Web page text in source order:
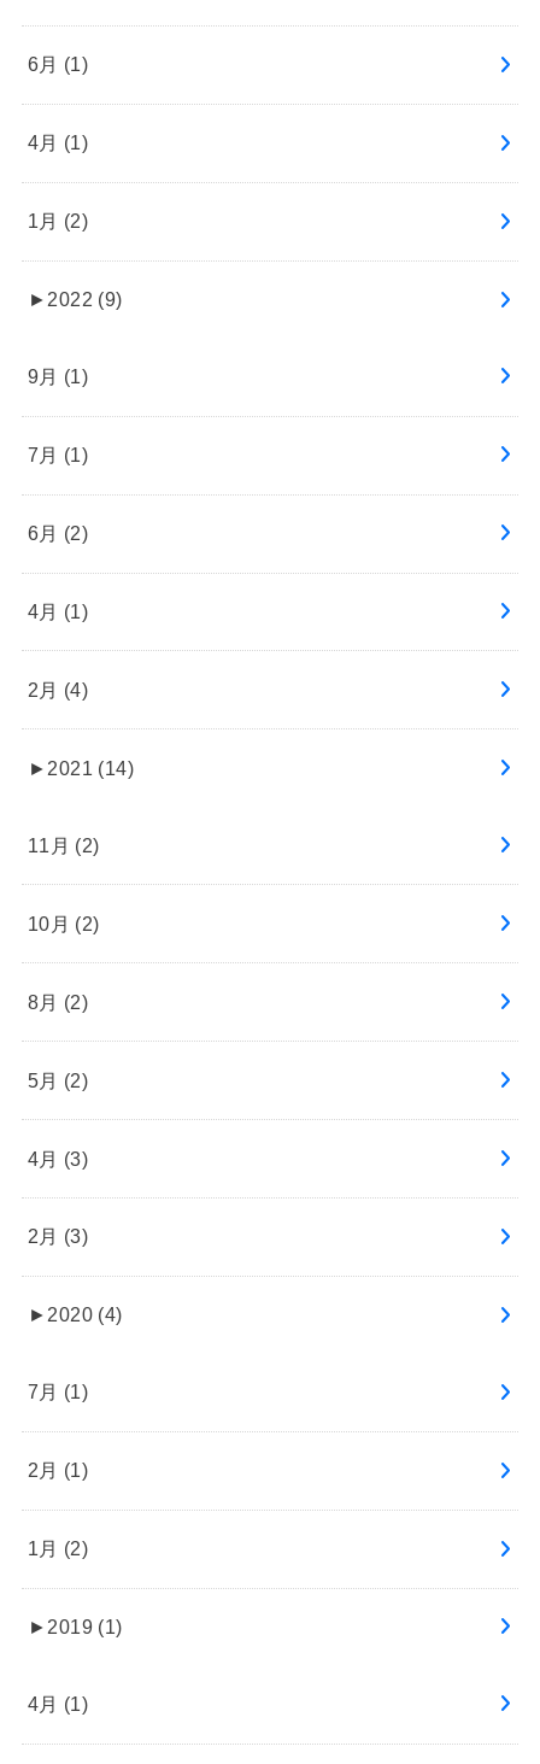
6月 (1)
4月 (1)
1月 (2)
► 2022 (9)
9月 (1)
7月 (1)
6月 (2)
4月 (1)
2月 (4)
► 2021 (14)
11月 (2)
10月 (2)
8月 (2)
5月 (2)
4月 (3)
2月 (3)
► 2020 (4)
7月 (1)
2月 (1)
1月 (2)
► 2019 (1)
4月 (1)